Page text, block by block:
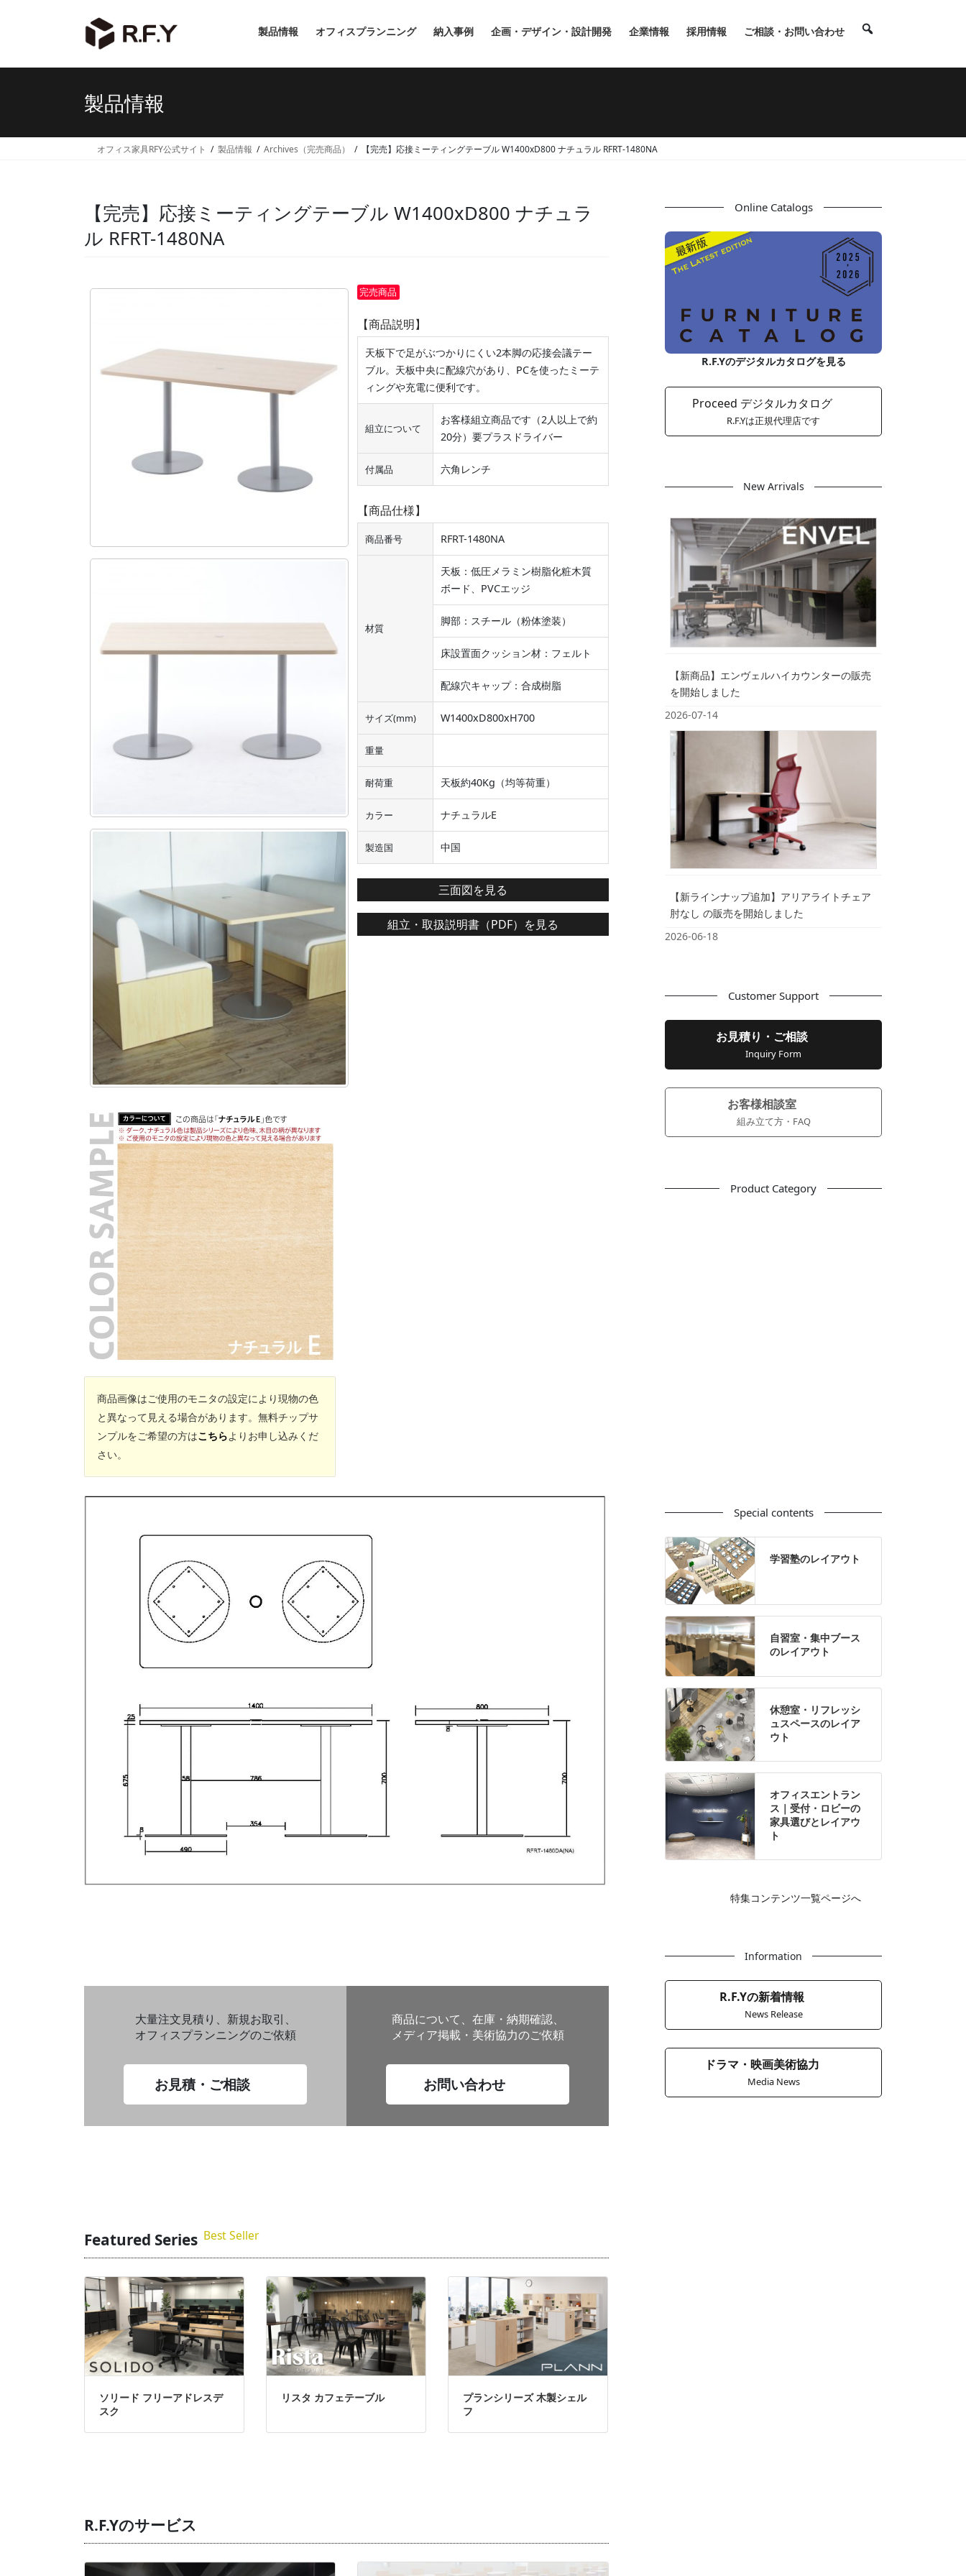
製品情報 オフィスプランニング 納入事例 企画・デザイン・設計開発 企業情報 採用情報 ご相談・お問い合わせ
製品情報
オフィス家具RFY公式サイト 製品情報 Archives（完売商品） 【完売】応接ミーティングテーブル W1400xD800 ナチュラル RFRT-1480NA
【完売】応接ミーティングテーブル W1400xD800 ナチュラ
ル RFRT-1480NA
商品画像はご使用のモニタの設定により現物の色
と異なって見える場合があります。無料チップサ
ンプルをご希望の方はこちらよりお申し込みくだ
さい。
完売商品
【商品説明】
天板下で足がぶつかりにくい2本脚の応接会議テー
ブル。天板中央に配線穴があり、PCを使ったミーテ
ィングや充電に便利です。
組立について
お客様組立商品です（2人以上で約
20分）要プラスドライバー
付属品 六角レンチ
【商品仕様】
商品番号 RFRT-1480NA
材質
天板：低圧メラミン樹脂化粧木質
ボード、PVCエッジ
脚部：スチール（粉体塗装）
床設置面クッション材：フェルト
配線穴キャップ：合成樹脂
サイズ(mm) W1400xD800xH700
重量
耐荷重 天板約40Kg（均等荷重）
カラー ナチュラルE
製造国 中国
三面図を見る
組立・取扱説明書（PDF）を見る
大量注文見積り、新規お取引、
オフィスプランニングのご依頼
お見積・ご相談
商品について、在庫・納期確認、
メディア掲載・美術協力のご依頼
お問い合わせ
Featured Series Best Seller
ソリード フリーアドレスデ
スク
リスタ カフェテーブル
プランシリーズ 木製シェル
フ
R.F.Yのサービス
Online Catalogs
R.F.Yのデジタルカタログを見る
Proceed デジタルカタログ
R.F.Yは正規代理店です
New Arrivals
【新商品】エンヴェルハイカウンターの販売
を開始しました
2026-07-14
【新ラインナップ追加】アリアライトチェア
肘なし の販売を開始しました
2026-06-18
Customer Support
お見積り・ご相談
Inquiry Form
お客様相談室
組み立て方・FAQ
Product Category
Special contents
学習塾のレイアウト
自習室・集中ブース
のレイアウト
休憩室・リフレッシ
ュスペースのレイア
ウト
オフィスエントラン
ス｜受付・ロビーの
家具選びとレイアウ
ト
特集コンテンツ一覧ページへ
Information
R.F.Yの新着情報
News Release
ドラマ・映画美術協力
Media News